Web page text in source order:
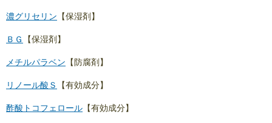
濃グリセリン 【保湿剤】
ＢＧ 【保湿剤】
メチルパラベン 【防腐剤】
リノール酸Ｓ 【有効成分】
酢酸トコフェロール 【有効成分】